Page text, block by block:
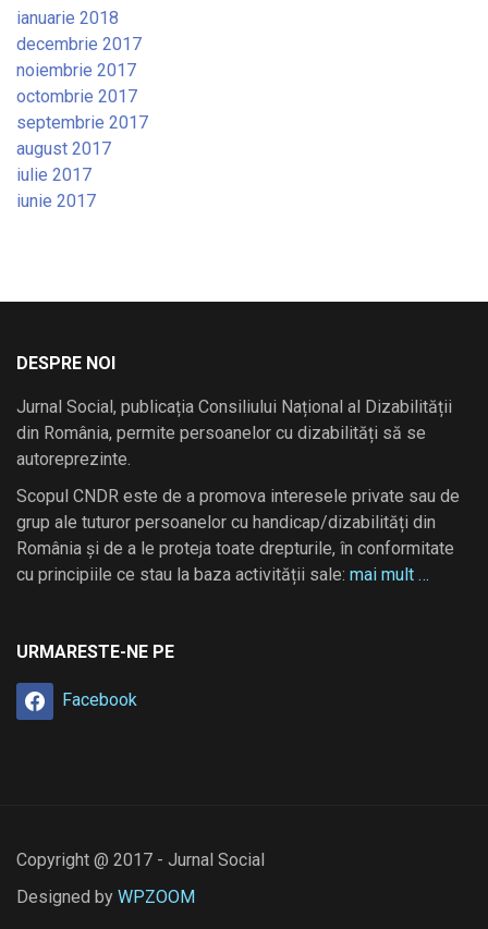
ianuarie 2018
decembrie 2017
noiembrie 2017
octombrie 2017
septembrie 2017
august 2017
iulie 2017
iunie 2017
DESPRE NOI
Jurnal Social, publicația Consiliului Național al Dizabilității
din România, permite persoanelor cu dizabilități să se
autoreprezinte.
Scopul CNDR este de a promova interesele private sau de
grup ale tuturor persoanelor cu handicap/dizabilități din
România și de a le proteja toate drepturile, în conformitate
cu principiile ce stau la baza activității sale: mai mult …
URMARESTE-NE PE
Facebook
Copyright @ 2017 - Jurnal Social
Designed by WPZOOM